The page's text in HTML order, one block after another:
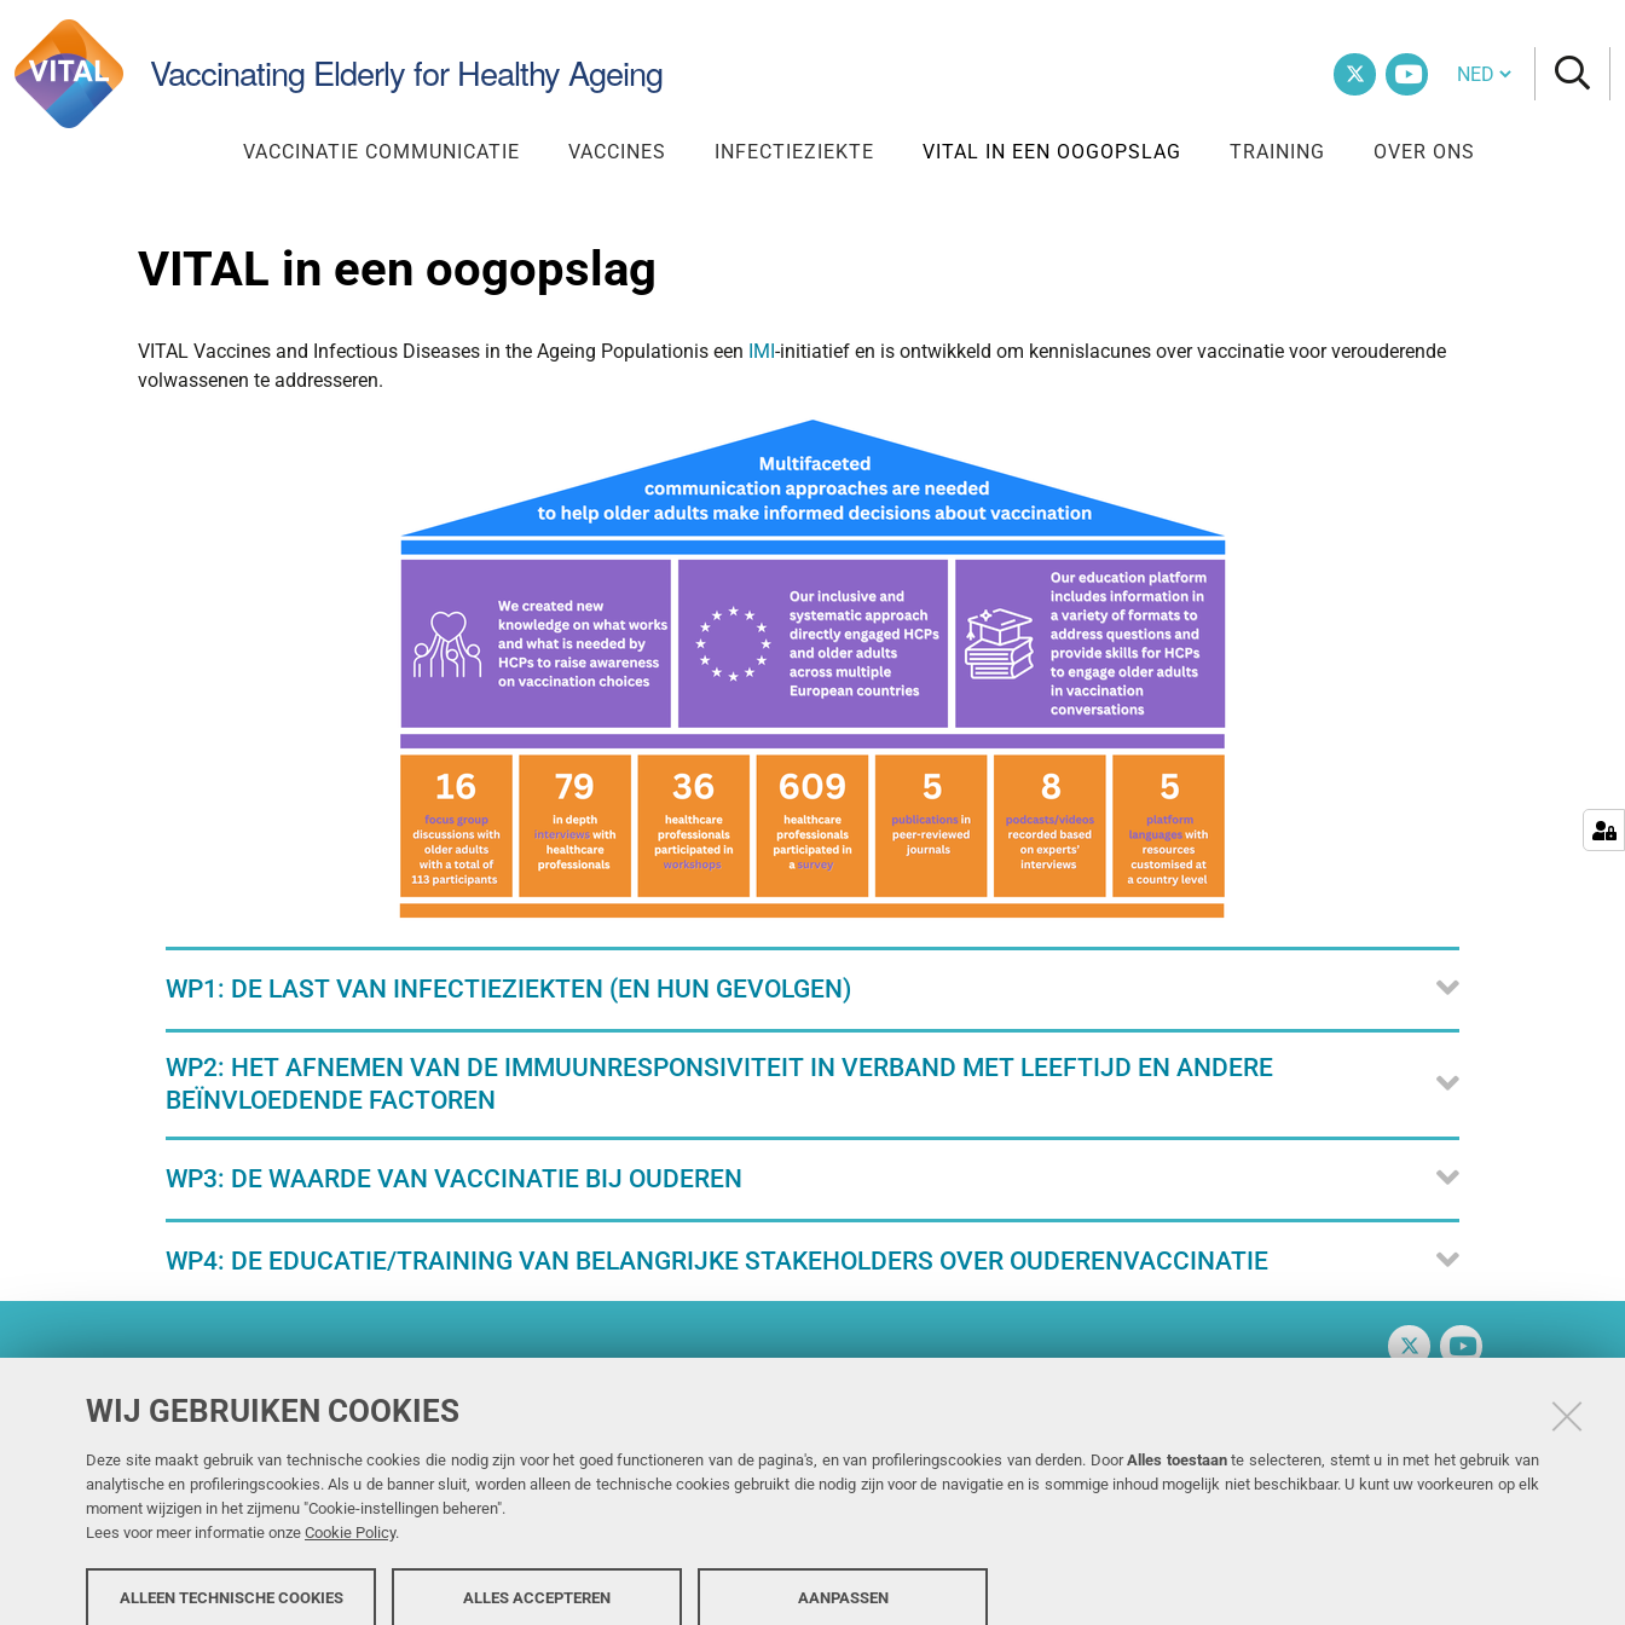
WIJ GEBRUIKEN COOKIES
Deze site maakt gebruik van technische cookies die nodig zijn voor het goed functioneren van de pagina's, en van profileringscookies van derden. DoorAlles toestaante selecteren, stemt u in met het gebruik van
analytische en profileringscookies. Als u de banner sluit, worden alleen de technische cookies gebruikt die nodig zijn voor de navigatie en is sommige inhoud mogelijk niet beschikbaar. U kunt uw voorkeuren op elk
moment wijzigen in het zijmenu "Cookie-instellingen beheren".
Lees voor meer informatie onze Cookie Policy.
ALLEEN TECHNISCHE COOKIES ALLES ACCEPTEREN AANPASSEN
Vaccinating Elderly for Healthy Ageing TwitterVimeoCambia lingua
VACCINATIE COMMUNICATIE VACCINES INFECTIEZIEKTE VITAL IN EEN OOGOPSLAG TRAINING OVER ONS
VITAL in een oogopslag
VITAL Vaccines and Infectious Diseases in the Ageing Populationis een IMI-initiatief en is ontwikkeld om kennislacunes over vaccinatie voor verouderende
volwassenen te addresseren.
WP1: DE LAST VAN INFECTIEZIEKTEN (EN HUN GEVOLGEN)
WP2: HET AFNEMEN VAN DE IMMUUNRESPONSIVITEIT IN VERBAND MET LEEFTIJD EN ANDERE
BEÏNVLOEDENDE FACTOREN
WP3: DE WAARDE VAN VACCINATIE BIJ OUDEREN
WP4: DE EDUCATIE/TRAINING VAN BELANGRIJKE STAKEHOLDERS OVER OUDERENVACCINATIE
The VITAL project
Medicines Initiative 2 Joint Undertaking (JU) under grant
agreement No 806776. The JU receives support from the
European Union’s Horizon 2020 research and innovation
programme and EFPIA.
TwitterVimeo